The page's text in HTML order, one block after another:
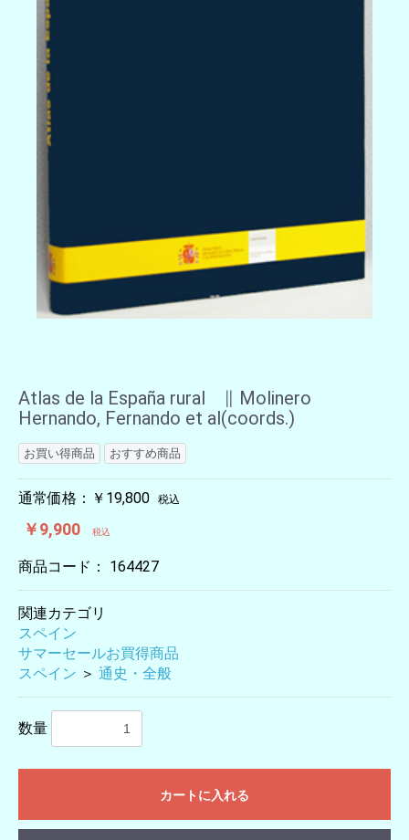
Atlas de la España rural ∥ Molinero
Hernando, Fernando et al(coords.)
お買い得商品 おすすめ商品
通常価格：￥19,800 税込
￥9,900 税込
商品コード： 164427
関連カテゴリ
スペイン
サマーセールお買得商品
スペイン ＞ 通史・全般
数量
カートに入れる